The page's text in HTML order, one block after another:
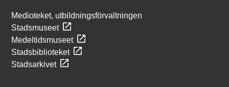
Medioteket, utbildningsförvaltningen
Stadsmuseet
Medeltidsmuseet
Stadsbiblioteket
Stadsarkivet